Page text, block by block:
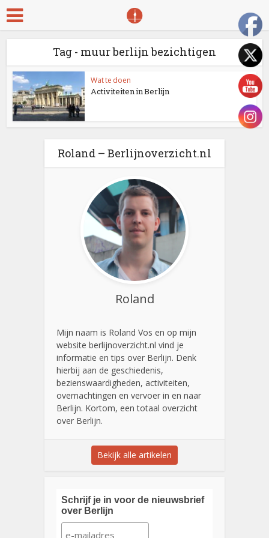
Tag - muur berlijn bezichtigen
Wat te doen
Activiteiten in Berlijn
Roland – Berlijnoverzicht.nl
Roland
Mijn naam is Roland Vos en op mijn
website berlijnoverzicht.nl vind je
informatie en tips over Berlijn. Denk
hierbij aan de geschiedenis,
bezienswaardigheden, activiteiten,
overnachtingen en vervoer in en naar
Berlijn. Kortom, een totaal overzicht
over Berlijn.
Bekijk alle artikelen
Schrijf je in voor de nieuwsbrief
over Berlijn